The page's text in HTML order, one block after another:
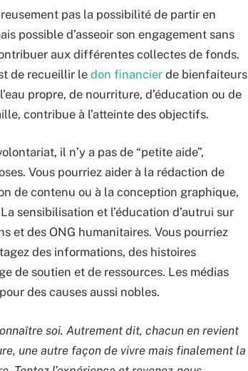
pas la possibilité de partir en
possible d’asseoir son engagement sans
aux différentes collectes de fonds.
de recueillir le don financier de bienfaiteurs
propre, de nourriture, d’éducation ou de
contribue à l’atteinte des objectifs.
il n’y a pas de “petite aide”,
Vous pourriez aider à la rédaction de
de contenu ou à la conception graphique,
sensibilisation et l’éducation d’autrui sur
et des ONG humanitaires. Vous pourriez
des informations, des histoires
de soutien et de ressources. Les médias
des causes aussi nobles.
soi. Autrement dit, chacun en revient
une autre façon de vivre mais finalement la